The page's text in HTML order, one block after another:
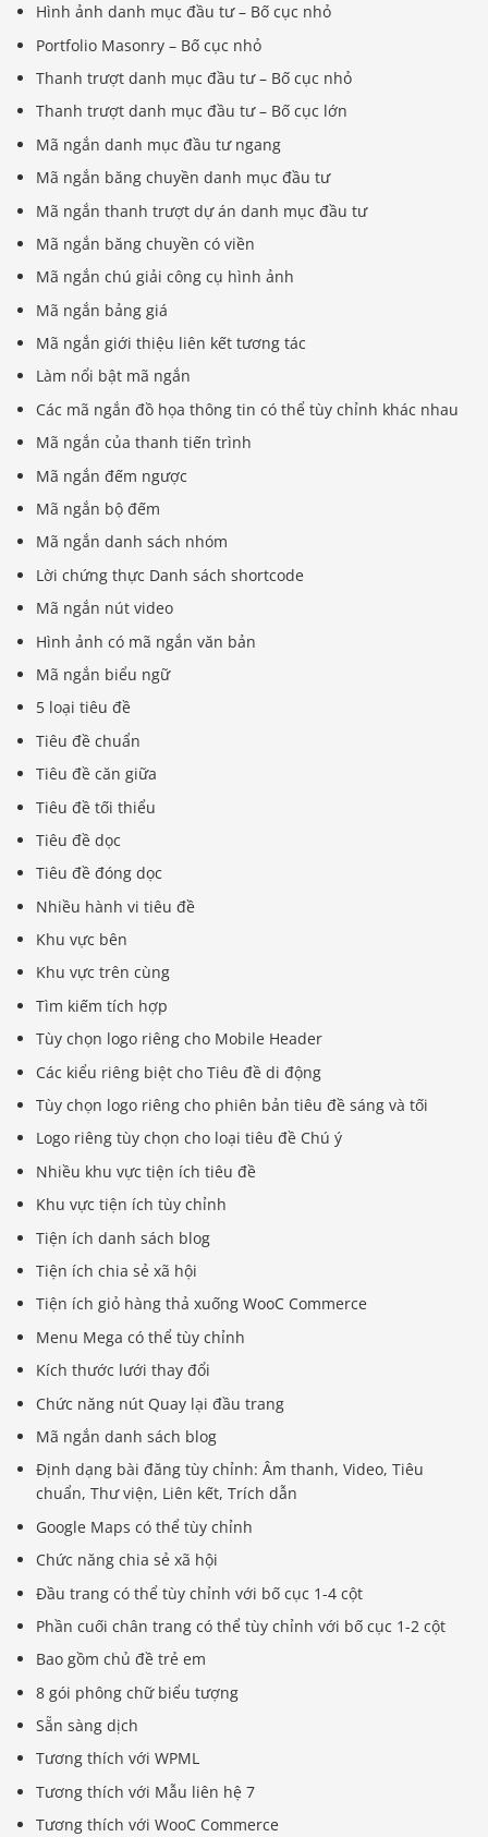
Hình ảnh danh mục đầu tư – Bố cục nhỏ
Portfolio Masonry – Bố cục nhỏ
Thanh trượt danh mục đầu tư – Bố cục nhỏ
Thanh trượt danh mục đầu tư – Bố cục lớn
Mã ngắn danh mục đầu tư ngang
Mã ngắn băng chuyền danh mục đầu tư
Mã ngắn thanh trượt dự án danh mục đầu tư
Mã ngắn băng chuyền có viền
Mã ngắn chú giải công cụ hình ảnh
Mã ngắn bảng giá
Mã ngắn giới thiệu liên kết tương tác
Làm nổi bật mã ngắn
Các mã ngắn đồ họa thông tin có thể tùy chỉnh khác nhau
Mã ngắn của thanh tiến trình
Mã ngắn đếm ngược
Mã ngắn bộ đếm
Mã ngắn danh sách nhóm
Lời chứng thực Danh sách shortcode
Mã ngắn nút video
Hình ảnh có mã ngắn văn bản
Mã ngắn biểu ngữ
5 loại tiêu đề
Tiêu đề chuẩn
Tiêu đề căn giữa
Tiêu đề tối thiểu
Tiêu đề dọc
Tiêu đề đóng dọc
Nhiều hành vi tiêu đề
Khu vực bên
Khu vực trên cùng
Tìm kiếm tích hợp
Tùy chọn logo riêng cho Mobile Header
Các kiểu riêng biệt cho Tiêu đề di động
Tùy chọn logo riêng cho phiên bản tiêu đề sáng và tối
Logo riêng tùy chọn cho loại tiêu đề Chú ý
Nhiều khu vực tiện ích tiêu đề
Khu vực tiện ích tùy chỉnh
Tiện ích danh sách blog
Tiện ích chia sẻ xã hội
Tiện ích giỏ hàng thả xuống WooC Commerce
Menu Mega có thể tùy chỉnh
Kích thước lưới thay đổi
Chức năng nút Quay lại đầu trang
Mã ngắn danh sách blog
Định dạng bài đăng tùy chỉnh: Âm thanh, Video, Tiêu
chuẩn, Thư viện, Liên kết, Trích dẫn
Google Maps có thể tùy chỉnh
Chức năng chia sẻ xã hội
Đầu trang có thể tùy chỉnh với bố cục 1-4 cột
Phần cuối chân trang có thể tùy chỉnh với bố cục 1-2 cột
Bao gồm chủ đề trẻ em
8 gói phông chữ biểu tượng
Sẵn sàng dịch
Tương thích với WPML
Tương thích với Mẫu liên hệ 7
Tương thích với WooC Commerce